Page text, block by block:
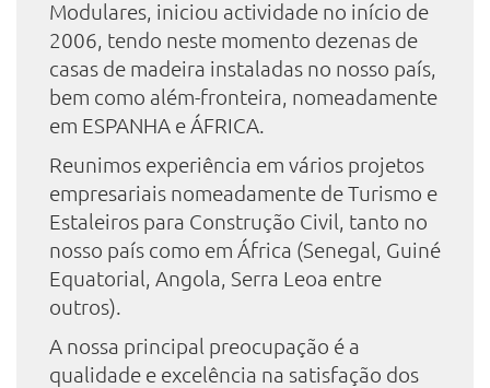
Modulares, iniciou actividade no início de
2006, tendo neste momento dezenas de
casas de madeira instaladas no nosso país,
bem como além-fronteira, nomeadamente
em ESPANHA e ÁFRICA.
Reunimos experiência em vários projetos
empresariais nomeadamente de Turismo e
Estaleiros para Construção Civil, tanto no
nosso país como em África (Senegal, Guiné
Equatorial, Angola, Serra Leoa entre
outros).
A nossa principal preocupação é a
qualidade e excelência na satisfação dos